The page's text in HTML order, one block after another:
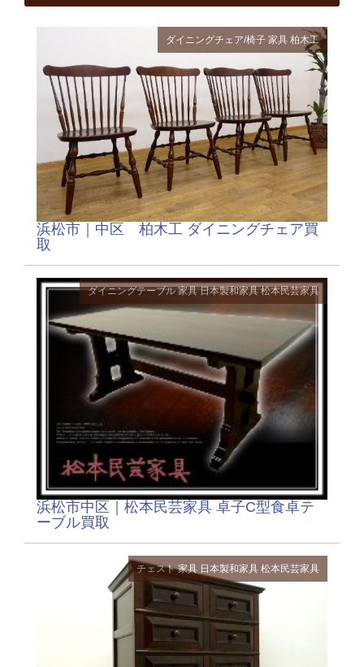
ダイニングチェア/椅子 家具 柏木工
浜松市｜中区 柏木工 ダイニングチェア買
取
ダイニングテーブル 家具 日本製和家具 松本民芸家具
浜松市中区｜松本民芸家具 卓子C型食卓テ
ーブル買取
チェスト 家具 日本製和家具 松本民芸家具